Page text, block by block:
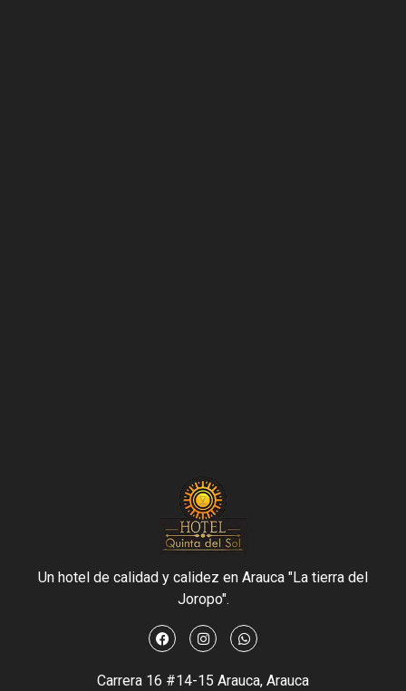
Un hotel de calidad y calidez en Arauca "La tierra del
Joropo".
Carrera 16 #14-15 Arauca, Arauca